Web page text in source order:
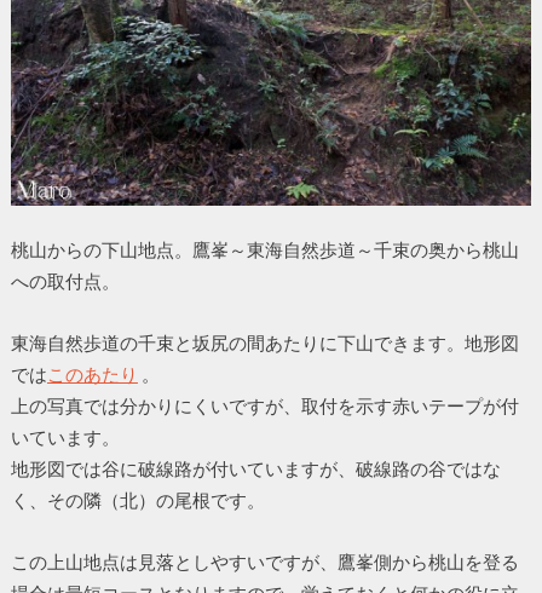
桃山からの下山地点。鷹峯～東海自然歩道～千束の奥から桃山
への取付点。
東海自然歩道の千束と坂尻の間あたりに下山できます。地形図
ではこのあたり 。
上の写真では分かりにくいですが、取付を示す赤いテープが付
いています。
地形図では谷に破線路が付いていますが、破線路の谷ではな
く、その隣（北）の尾根です。
この上山地点は見落としやすいですが、鷹峯側から桃山を登る